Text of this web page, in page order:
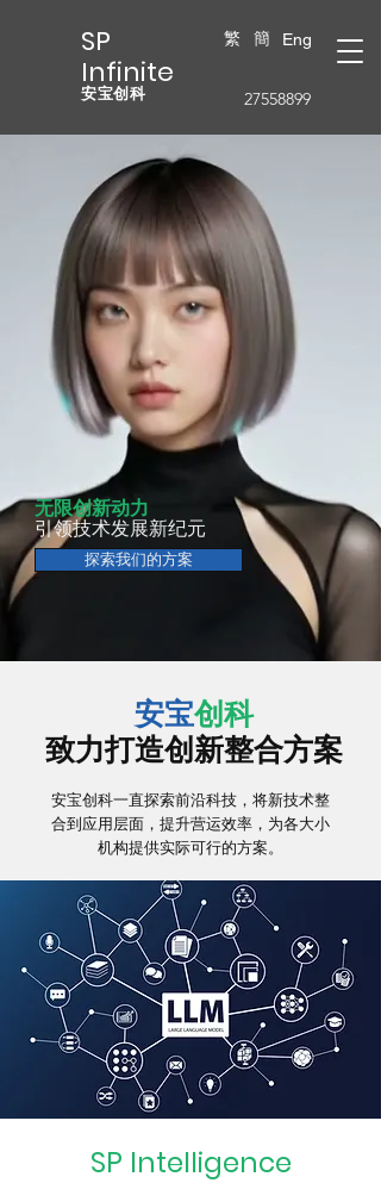
SP
Infinite
安宝创科
繁 簡 Eng
27558899
无限创新动力
引领技术发展新纪元
探索我们的方案
安宝创科
​致力打造创新整合方案
​安宝创科一直探索前沿科技，将新技术整
合到应用层面，提升营运效率，为各大小
机构提供实际可行的方案。
SP Intelligence